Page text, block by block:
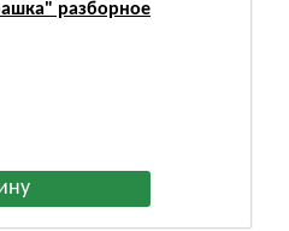
разборное